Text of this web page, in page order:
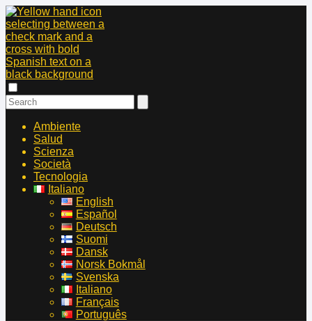
Ambiente
Salud
Scienza
Società
Tecnologia
Italiano
English
Español
Deutsch
Suomi
Dansk
Norsk Bokmål
Svenska
Italiano
Français
Português